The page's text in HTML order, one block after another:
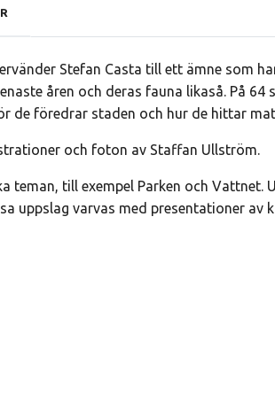
Stefan Casta till ett ämne som
åren och deras fauna likaså. På
de föredrar staden och hur de hittar
och foton av Staffan Ullström.
teman, till exempel Parken och Vattnet.
uppslag varvas med presentationer